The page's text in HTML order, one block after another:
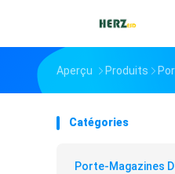
Aperçu Produits
Catégories
Porte-Magazines